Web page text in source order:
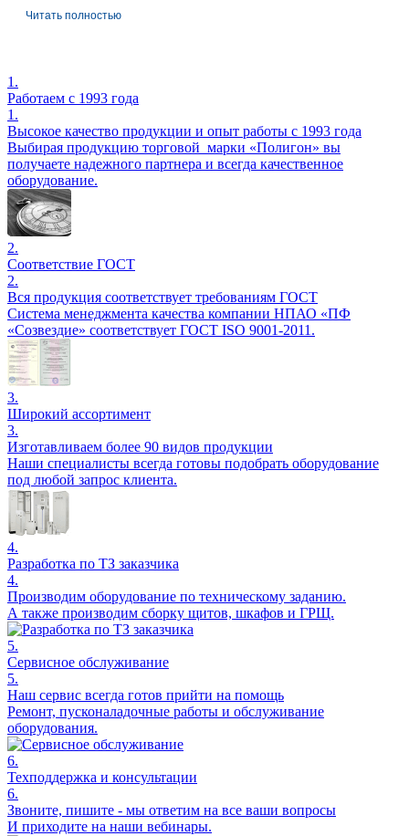
Читать полностью
1.
Работаем с 1993 года
1.
Высокое качество продукции и опыт работы с 1993 года
Выбирая продукцию торговой марки «Полигон» вы
получаете надежного партнера и всегда качественное
оборудование.
2.
Соответствие ГОСТ
2.
Вся продукция соответствует требованиям ГОСТ
Система менеджмента качества компании НПАО «ПФ
«Созвездие» соответствует ГОСТ ISO 9001-2011.
3.
Широкий ассортимент
3.
Изготавливаем более 90 видов продукции
Наши специалисты всегда готовы подобрать оборудование
под любой запрос клиента.
4.
Разработка по ТЗ заказчика
4.
Производим оборудование по техническому заданию.
А также производим сборку щитов, шкафов и ГРЩ.
5.
Сервисное обслуживание
5.
Наш сервис всегда готов прийти на помощь
Ремонт, пусконаладочные работы и обслуживание
оборудования.
6.
Техподдержка и консультации
6.
Звоните, пишите - мы ответим на все ваши вопросы
И приходите на наши вебинары.